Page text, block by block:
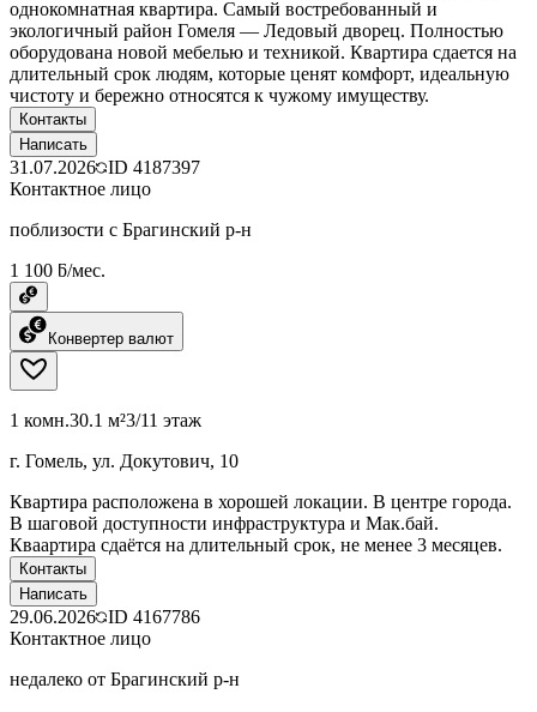
однокомнатная квартира. Самый востребованный и
экологичный район Гомеля — Ледовый дворец. Полностью
оборудована новой мебелью и техникой. Квартира сдается на
длительный срок людям, которые ценят комфорт, идеальную
чистоту и бережно относятся к чужому имуществу.
Контакты
Написать
31.07.2026 ID 4187397
Контактное лицо
поблизости с Брагинский р-н
1 100 ƃ/мес.
Конвертер валют
1 комн.30.1 м²3/11 этаж
г. Гомель, ул. Докутович, 10
Квартира расположена в хорошей локации. В центре города.
В шаговой доступности инфраструктура и Мак.бай.
Кваартира сдаётся на длительный срок, не менее 3 месяцев.
Контакты
Написать
29.06.2026 ID 4167786
Контактное лицо
недалеко от Брагинский р-н